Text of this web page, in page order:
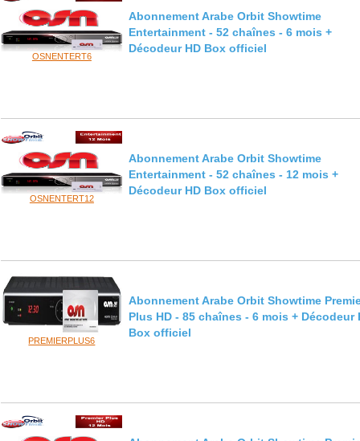
OSNENTERT6
Abonnement Arabe Orbit Showtime
Entertainment - 52 chaînes - 6 mois +
Décodeur HD Box officiel
OSNENTERT12
Abonnement Arabe Orbit Showtime
Entertainment - 52 chaînes - 12 mois +
Décodeur HD Box officiel
PREMIERPLUS6
Abonnement Arabe Orbit Showtime
Plus HD - 85 chaînes - 6 mois + Décodeur
Box officiel